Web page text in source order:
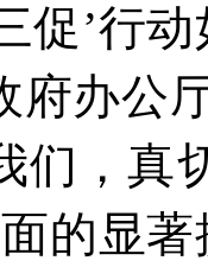
’行动
府办公
们，真
的显